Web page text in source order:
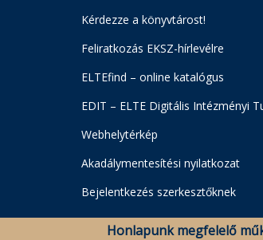
Kérdezze a könyvtárost!
Feliratkozás EKSZ-hírlevélre
ELTEfind – online katalógus
EDIT – ELTE Digitális Intézményi
Webhelytérkép
Akadálymentesítési nyilatkozat
Bejelentkezés szerkesztőknek
Honlapunk megfelelő